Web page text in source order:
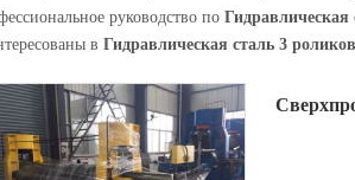
руководство по
в Гидравлическая сталь 3